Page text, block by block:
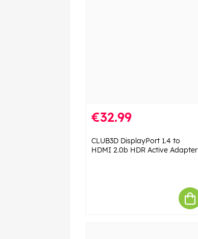
€32.99
CLUB3D DisplayPort 1.4 to
HDMI 2.0b HDR Active Adapter